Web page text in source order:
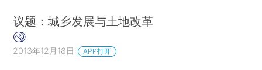
议题：城乡发展与土地改革
2013年12月18日 APP打开